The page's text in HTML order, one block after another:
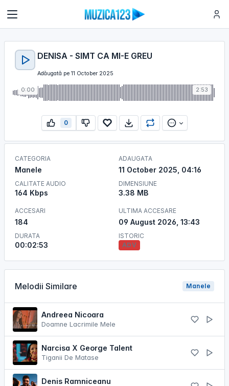
DENISA - SIMT CA MI-E GREU
Adăugată pe 11 October 2025
0:00 2:53
0
CATEGORIA
Manele
CALITATE AUDIO
164 Kbps
ADAUGATA
11 October 2025, 04:16
DIMENSIUNE
3.38 MB
ACCESARI
184
DURATA
00:02:53
ULTIMA ACCESARE
09 August 2026, 13:43
ISTORIC
ADV
Melodii Similare Manele
Andreea Nicoara
Doamne Lacrimile Mele
Narcisa X George Talent
Tiganii De Matase
Denis Ramniceanu